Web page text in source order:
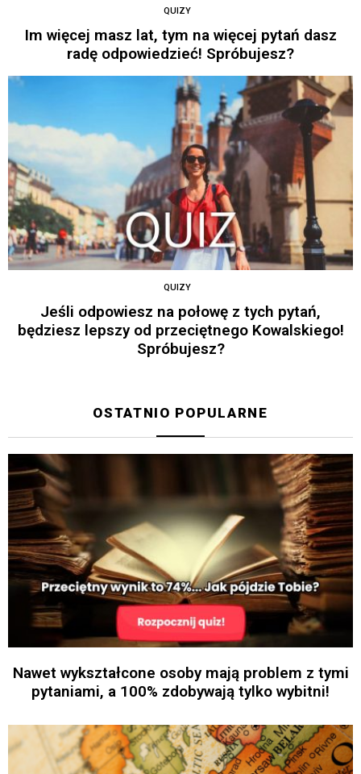
QUIZY
Im więcej masz lat, tym na więcej pytań dasz
radę odpowiedzieć! Spróbujesz?
QUIZY
Jeśli odpowiesz na połowę z tych pytań,
będziesz lepszy od przeciętnego Kowalskiego!
Spróbujesz?
OSTATNIO POPULARNE
Nawet wykształcone osoby mają problem z tymi
pytaniami, a 100% zdobywają tylko wybitni!